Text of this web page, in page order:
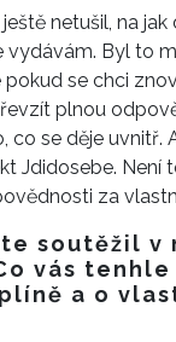
netušil, na
vydávám. Byl to
pokud se chci
plnou
co se děje uvnitř.
Jdidosebe. Není
za
soutěžil v
vás tenhle
a o